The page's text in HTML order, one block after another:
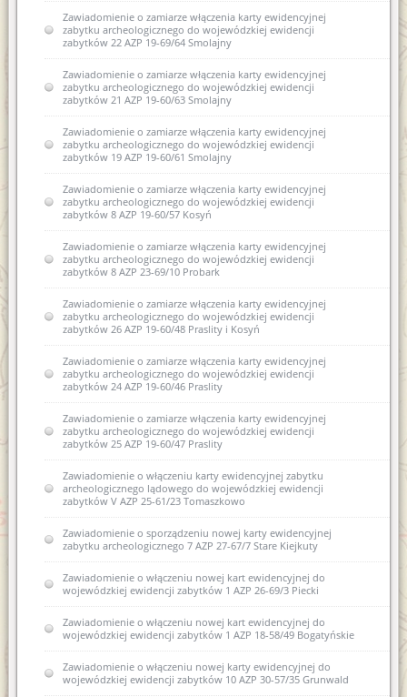
Zawiadomienie o zamiarze włączenia karty ewidencyjnej
zabytku archeologicznego do wojewódzkiej ewidencji
zabytków 22 AZP 19-69/64 Smolajny
Zawiadomienie o zamiarze włączenia karty ewidencyjnej
zabytku archeologicznego do wojewódzkiej ewidencji
zabytków 21 AZP 19-60/63 Smolajny
Zawiadomienie o zamiarze włączenia karty ewidencyjnej
zabytku archeologicznego do wojewódzkiej ewidencji
zabytków 19 AZP 19-60/61 Smolajny
Zawiadomienie o zamiarze włączenia karty ewidencyjnej
zabytku archeologicznego do wojewódzkiej ewidencji
zabytków 8 AZP 19-60/57 Kosyń
Zawiadomienie o zamiarze włączenia karty ewidencyjnej
zabytku archeologicznego do wojewódzkiej ewidencji
zabytków 8 AZP 23-69/10 Probark
Zawiadomienie o zamiarze włączenia karty ewidencyjnej
zabytku archeologicznego do wojewódzkiej ewidencji
zabytków 26 AZP 19-60/48 Praslity i Kosyń
Zawiadomienie o zamiarze włączenia karty ewidencyjnej
zabytku archeologicznego do wojewódzkiej ewidencji
zabytków 24 AZP 19-60/46 Praslity
Zawiadomienie o zamiarze włączenia karty ewidencyjnej
zabytku archeologicznego do wojewódzkiej ewidencji
zabytków 25 AZP 19-60/47 Praslity
Zawiadomienie o włączeniu karty ewidencyjnej zabytku
archeologicznego lądowego do wojewódzkiej ewidencji
zabytków V AZP 25-61/23 Tomaszkowo
Zawiadomienie o sporządzeniu nowej karty ewidencyjnej
zabytku archeologicznego 7 AZP 27-67/7 Stare Kiejkuty
Zawiadomienie o włączeniu nowej kart ewidencyjnej do
wojewódzkiej ewidencji zabytków 1 AZP 26-69/3 Piecki
Zawiadomienie o włączeniu nowej kart ewidencyjnej do
wojewódzkiej ewidencji zabytków 1 AZP 18-58/49 Bogatyńskie
Zawiadomienie o włączeniu nowej karty ewidencyjnej do
wojewódzkiej ewidencji zabytków 10 AZP 30-57/35 Grunwald